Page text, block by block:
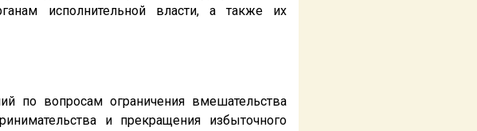
исполнительной власти, а также их
по вопросам ограничения вмешательства
и прекращения избыточного